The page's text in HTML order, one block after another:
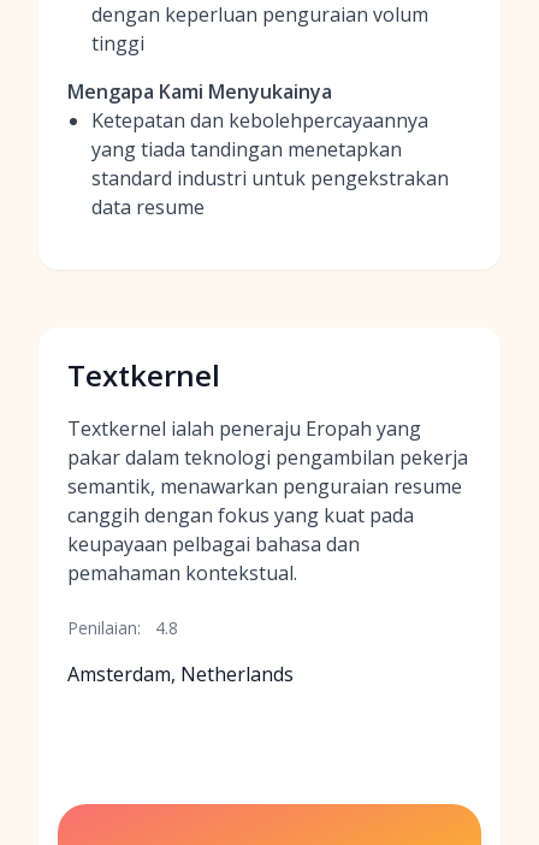
dengan keperluan penguraian volum
tinggi
Mengapa Kami Menyukainya
Ketepatan dan kebolehpercayaannya
yang tiada tandingan menetapkan
standard industri untuk pengekstrakan
data resume
Textkernel
Textkernel ialah peneraju Eropah yang
pakar dalam teknologi pengambilan pekerja
semantik, menawarkan penguraian resume
canggih dengan fokus yang kuat pada
keupayaan pelbagai bahasa dan
pemahaman kontekstual.
Penilaian: 4.8
Amsterdam, Netherlands